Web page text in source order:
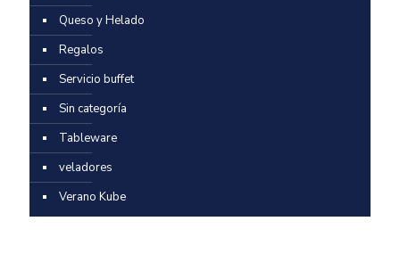
Queso y Helado
Regalos
Servicio buffet
Sin categoría
Tableware
veladores
Verano Kube